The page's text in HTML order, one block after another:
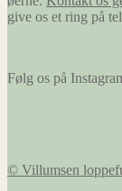
give os et ring på
Følg os på
© Villumsen